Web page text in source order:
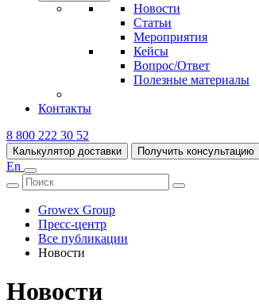
Новости
Статьи
Мероприятия
Кейсы
Вопрос/Ответ
Полезные материалы
Контакты
8 800 222 30 52
Калькулятор доставки Получить консультацию
En
Growex Group
Пресс-центр
Все публикации
Новости
Новости